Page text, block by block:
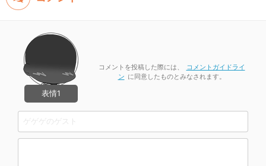
コメントを投稿した際には、
コメントガイドライ
ン に同意したものとみなされます。
表情1